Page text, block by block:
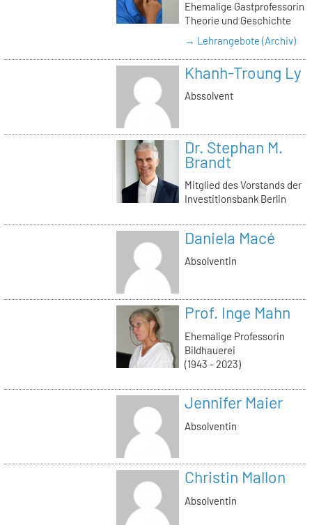
Ehemalige Gastprofessorin
Theorie und Geschichte
→ Lehrangebote (Archiv)
Khanh-Troung Ly
Abssolvent
Dr. Stephan M.
Brandt
Mitglied des Vorstands der
Investitionsbank Berlin
Daniela Macé
Absolventin
Prof. Inge Mahn
Ehemalige Professorin
Bildhauerei
(1943 - 2023)
Jennifer Maier
Absolventin
Christin Mallon
Absolventin